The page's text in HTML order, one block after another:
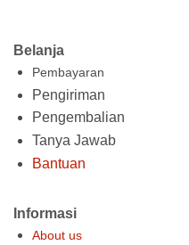
Belanja
Pembayaran
Pengiriman
Pengembalian
Tanya Jawab
Bantuan
Informasi
About us